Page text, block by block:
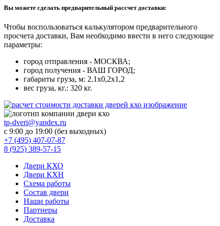
Вы можете сделать предварительный рассчет доставки:
Чтобы воспользоваться калькулятором предварительного
просчета доставки, Вам необходимо ввести в него следующие
параметры:
город отправления - МОСКВА;
город получения - ВАШ ГОРОД;
габариты груза, м: 2.1х0,2х1,2
вес груза, кг.: 320 кг.
tp-dveri@yandex.ru
с 9:00 до 19:00 (без выходных)
+7 (495) 407-07-87
8 (925) 389-57-15
Двери КХО
Двери КХН
Схема работы
Состав двери
Наши работы
Партнеры
Доставка